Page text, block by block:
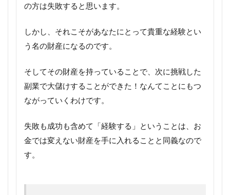
の方は失敗すると思います。
しかし、それこそがあなたにとって貴重な経験とい
う名の財産になるのです。
そしてその財産を持っていることで、次に挑戦した
副業で大儲けすることができた！なんてことにもつ
ながっていくわけです。
失敗も成功も含めて「経験する」ということは、お
金では変えない財産を手に入れることと同義なので
す。